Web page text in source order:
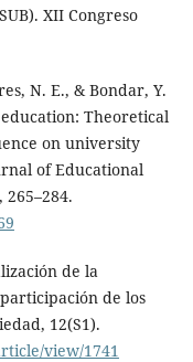
XII Congreso
N. E., & Bondar, Y.
Theoretical
on university
of Educational
de la
de los
12(S1).
view/1741